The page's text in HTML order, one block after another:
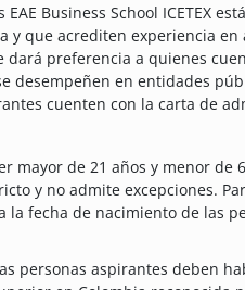
EAE Business School ICETEX
y que acrediten experiencia
dará preferencia a quienes
desempeñen en entidades
cuenten con la carta de
mayor de 21 años y menor de
y no admite excepciones.
fecha de nacimiento de las
personas aspirantes deben